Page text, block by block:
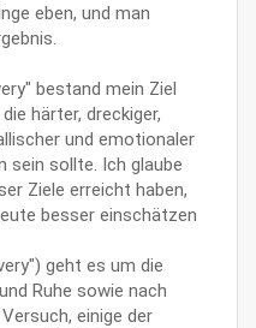
eben, und man
bestand mein Ziel
härter, dreckiger,
und emotionaler
sein sollte. Ich glaube
Ziele erreicht haben,
besser einschätzen
geht es um die
Ruhe sowie nach
einige der